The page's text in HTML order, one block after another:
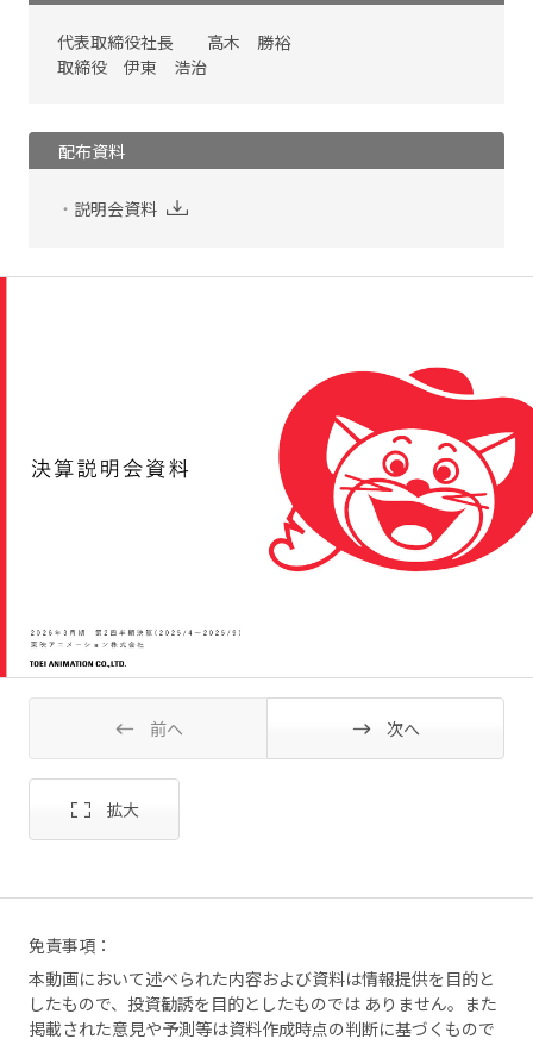
代表取締役社長 高木 勝裕
取締役 伊東 浩治
配布資料
説明会資料
前へ 次へ
免責事項：
本動画において述べられた内容および資料は情報提供を目的と
したもので、投資勧誘を目的としたものでは ありません。また
掲載された意見や予測等は資料作成時点の判断に基づくもので